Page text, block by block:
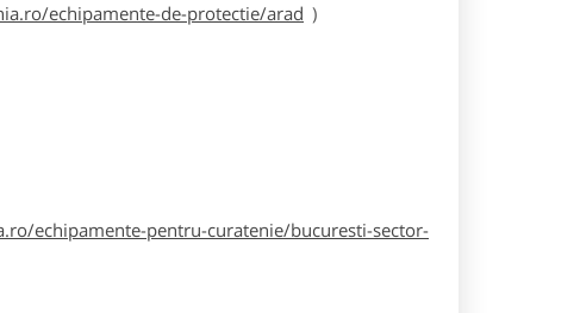
echipamente-de-protectie/arad )
echipamente-pentru-curatenie/bucuresti-sector-